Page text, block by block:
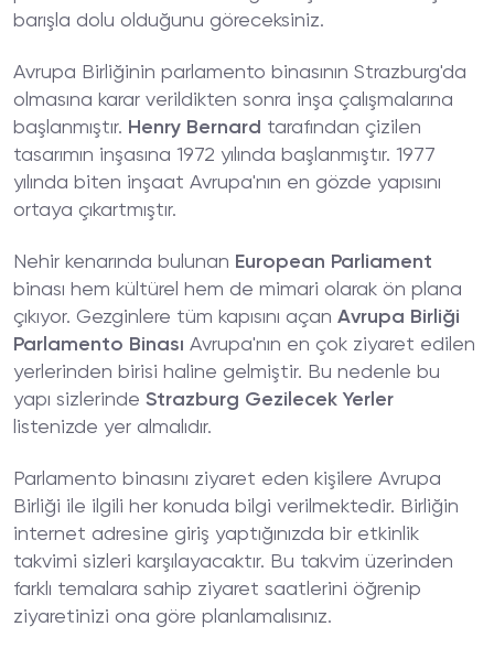
barışla dolu olduğunu göreceksiniz.
Avrupa Birliğinin parlamento binasının Strazburg'da
olmasına karar verildikten sonra inşa çalışmalarına
başlanmıştır. Henry Bernard tarafından çizilen
tasarımın inşasına 1972 yılında başlanmıştır. 1977
yılında biten inşaat Avrupa'nın en gözde yapısını
ortaya çıkartmıştır.
Nehir kenarında bulunan European Parliament
binası hem kültürel hem de mimari olarak ön plana
çıkıyor. Gezginlere tüm kapısını açan Avrupa Birliği
Parlamento Binası Avrupa'nın en çok ziyaret edilen
yerlerinden birisi haline gelmiştir. Bu nedenle bu
yapı sizlerinde Strazburg Gezilecek Yerler
listenizde yer almalıdır.
Parlamento binasını ziyaret eden kişilere Avrupa
Birliği ile ilgili her konuda bilgi verilmektedir. Birliğin
internet adresine giriş yaptığınızda bir etkinlik
takvimi sizleri karşılayacaktır. Bu takvim üzerinden
farklı temalara sahip ziyaret saatlerini öğrenip
ziyaretinizi ona göre planlamalısınız.